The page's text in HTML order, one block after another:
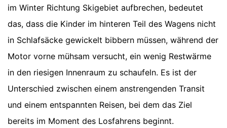
im Winter Richtung Skigebiet aufbrechen, bedeutet
das, dass die Kinder im hinteren Teil des Wagens nicht
in Schlafsäcke gewickelt bibbern müssen, während der
Motor vorne mühsam versucht, ein wenig Restwärme
in den riesigen Innenraum zu schaufeln. Es ist der
Unterschied zwischen einem anstrengenden Transit
und einem entspannten Reisen, bei dem das Ziel
bereits im Moment des Losfahrens beginnt.